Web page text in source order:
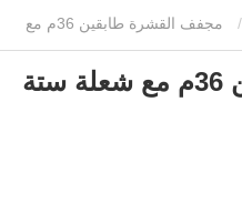
مجفف القشرة طابقين 36م مع
مجفف القشرة طابقين 36م مع شعلة ستة